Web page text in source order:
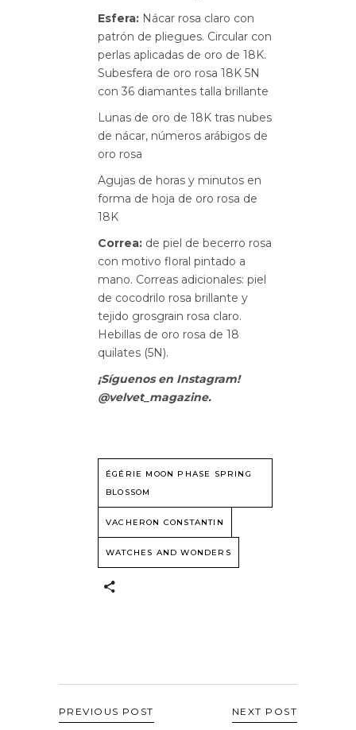
Esfera: Nácar rosa claro con
patrón de pliegues. Circular con
perlas aplicadas de oro de 18K.
Subesfera de oro rosa 18K 5N
con 36 diamantes talla brillante
Lunas de oro de 18K tras nubes
de nácar, números arábigos de
oro rosa
Agujas de horas y minutos en
forma de hoja de oro rosa de
18K
Correa: de piel de becerro rosa
con motivo floral pintado a
mano. Correas adicionales: piel
de cocodrilo rosa brillante y
tejido grosgrain rosa claro.
Hebillas de oro rosa de 18
quilates (5N).
¡Síguenos en Instagram!
@velvet_magazine.
ÉGÉRIE MOON PHASE SPRING
BLOSSOM
VACHERON CONSTANTIN
WATCHES AND WONDERS
PREVIOUS POST NEXT POST